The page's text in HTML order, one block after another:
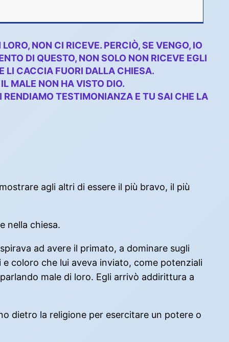
il
NON CI RICEVE. PERCIÒ, SE VENGO, IO
DI QUESTO, NON SOLO NON RICEVE EGLI
LI CACCIA FUORI DALLA CHIESA.
MALE NON HA VISTO DIO.
TESTIMONIANZA E TU SAI CHE LA
agli altri di essere il più bravo, il più
nella chiesa.
ad avere il primato, a dominare sugli
coloro che lui aveva inviato, come potenziali
male di loro. Egli arrivò addirittura a
dietro la religione per esercitare un potere o